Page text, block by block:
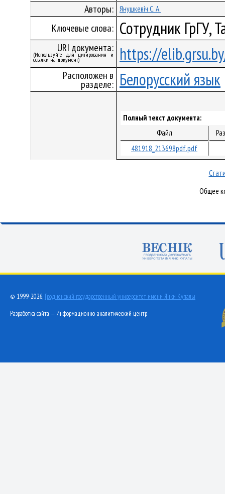
Авторы: Янушкевіч С. А.
Ключевые слова: Сотрудник ГрГУ,
URI документа:
(Используйте для цитирования и
ссылки на документ) https://
Расположен в
разделе: Белорусский язык
Полный текст документа:
Файл
481918_213698pdf.pdf
Общее
© 1999-2026, Гродненский государственный университет имени Янки Купалы
Разработка сайта — Информационно-аналитический центр